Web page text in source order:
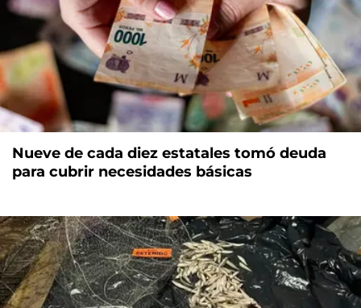
Nueve de cada diez estatales tomó deuda
para cubrir necesidades básicas